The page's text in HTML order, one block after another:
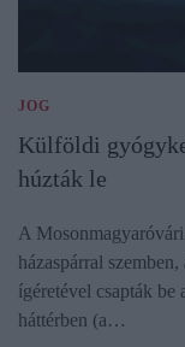
JOG
Külföldi
húzták le
A
házaspárral
ígéretével csapták be
háttérben (a…